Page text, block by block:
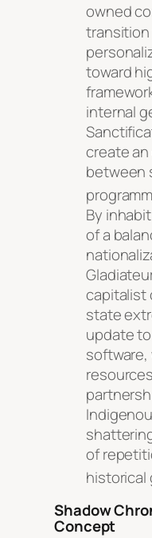
owned
toward
internal
create
between
By
of a
capitalist
state
update
of
historical
Shadow
Concept